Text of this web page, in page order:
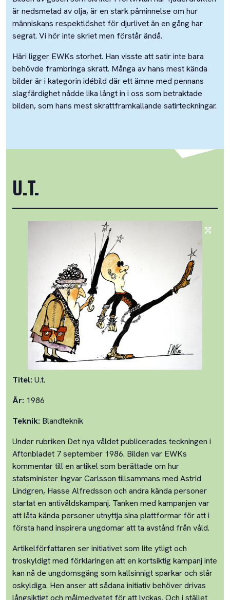
är nedsmetad av olja, är en stark påminnelse om hur
människans respektlöshet för djurlivet än en gång har
segrat. Vi hör inte skriet men förstår ändå.
Häri ligger EWKs storhet. Han visste att satir inte bara
behövde frambringa skratt. Många av hans mest kända
bilder är i kategorin idébild där ett ämne med pennans
slagfärdighet nådde lika långt in i oss som betraktade
bilden, som hans mest skrattframkallande satirteckningar.
U.T.
Titel: U.t.
År: 1986
Teknik: Blandteknik
Under rubriken Det nya våldet publicerades teckningen i
Aftonbladet 7 september 1986. Bilden var EWKs
kommentar till en artikel som berättade om hur
statsminister Ingvar Carlsson tillsammans med Astrid
Lindgren, Hasse Alfredsson och andra kända personer
startat en antivåldskampanj. Tanken med kampanjen var
att låta kända personer utnyttja sina plattformar för att i
första hand inspirera ungdomar att ta avstånd från våld.
Artikelförfattaren ser initiativet som lite ytligt och
troskyldigt med förklaringen att en kortsiktig kampanj inte
kan nå de ungdomsgäng som kallsinnigt sparkar och slår
oskyldiga. Hen anser att sådana initiativ behöver drivas
långsiktigt och målmedvetet för att lyckas. Och i stället